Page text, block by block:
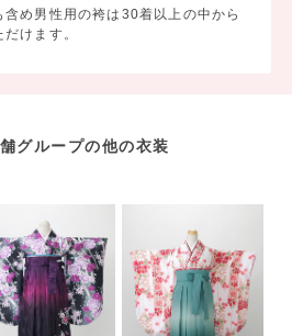
含め男性用の袴は30着以上の中から
けます。
グループの他の衣装